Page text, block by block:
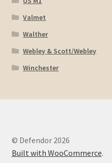
Valmet
Walther
Webley & Scott/Webley
Winchester
© Defendor 2026
Built with WooCommerce.